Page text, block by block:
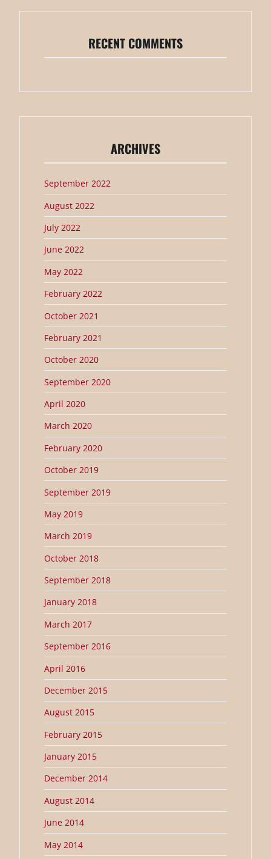
RECENT COMMENTS
ARCHIVES
September 2022
August 2022
July 2022
June 2022
May 2022
February 2022
October 2021
February 2021
October 2020
September 2020
April 2020
March 2020
February 2020
October 2019
September 2019
May 2019
March 2019
October 2018
September 2018
January 2018
March 2017
September 2016
April 2016
December 2015
August 2015
February 2015
January 2015
December 2014
August 2014
June 2014
May 2014